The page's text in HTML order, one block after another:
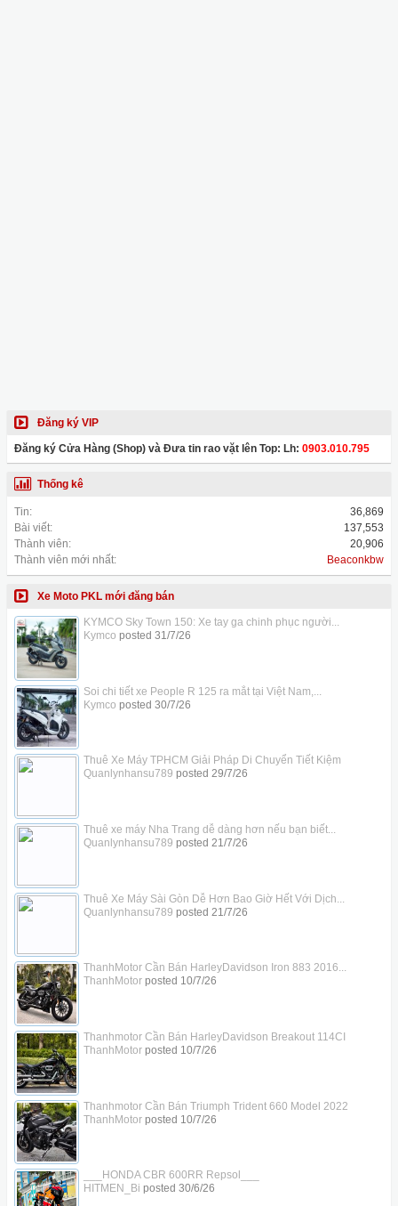
Đăng ký VIP
Đăng ký Cửa Hàng (Shop) và Đưa tin rao vặt lên Top: Lh: 0903.010.795
Thống kê
Tin:
36,869
Bài viết:
137,553
Thành viên:
20,906
Thành viên mới nhất:
Beaconkbw
Xe Moto PKL mới đăng bán
KYMCO Sky Town 150: Xe tay ga chinh phục người...
Kymco posted 31/7/26
Soi chi tiết xe People R 125 ra mắt tại Việt Nam,...
Kymco posted 30/7/26
Thuê Xe Máy TPHCM Giải Pháp Di Chuyển Tiết Kiệm
Quanlynhansu789 posted 29/7/26
Thuê xe máy Nha Trang dễ dàng hơn nếu bạn biết...
Quanlynhansu789 posted 21/7/26
Thuê Xe Máy Sài Gòn Dễ Hơn Bao Giờ Hết Với Dịch...
Quanlynhansu789 posted 21/7/26
ThanhMotor Cần Bán HarleyDavidson Iron 883 2016...
ThanhMotorposted 10/7/26
Thanhmotor Cần Bán HarleyDavidson Breakout 114CI
ThanhMotorposted 10/7/26
Thanhmotor Cần Bán Triumph Trident 660 Model 2022
ThanhMotorposted 10/7/26
___HONDA CBR 600RR Repsol___
HITMEN_Bi posted 30/6/26